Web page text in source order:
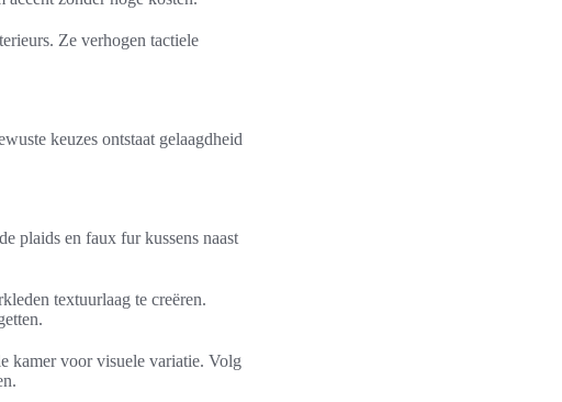
Ze verhogen tactiele
keuzes ontstaat gelaagdheid
plaids en faux fur kussens naast
textuurlaag te creëren.
kamer voor visuele variatie. Volg